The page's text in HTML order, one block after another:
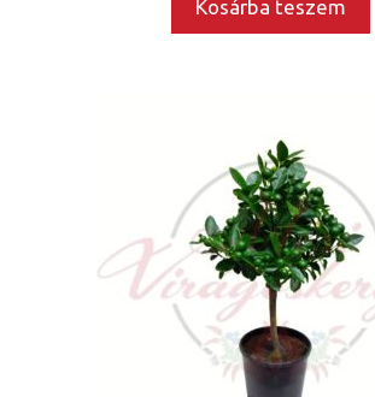
Kosárba teszem